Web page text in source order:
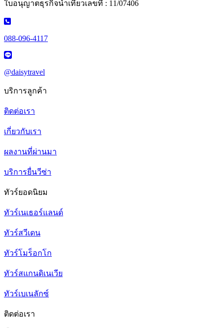
ใบอนุญาตธุรกิจนำเที่ยวเลขที่ : 11/07406
088-096-4117
@daisytravel
บริการลูกค้า
ติดต่อเรา
เกี่ยวกับเรา
ผลงานที่ผ่านมา
บริการยื่นวีซ่า
ทัวร์ยอดนิยม
ทัวร์เนเธอร์แลนด์
ทัวร์สวีเดน
ทัวร์โมร็อกโก
ทัวร์สแกนดิเนเวีย
ทัวร์เบเนลักซ์
ติดต่อเรา